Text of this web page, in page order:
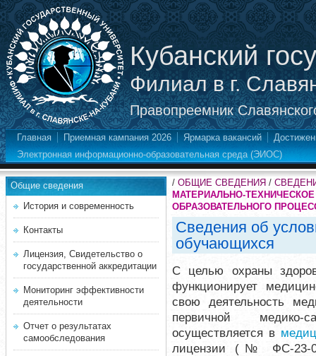
Кубанский
Филиал в г.
Правопреемник
Главная Приемная кампания 2026 Ярмарка вакансий
Электронная информационно-образовательная среда (ЭИОС)
Общие сведения
История и современность
Контакты
Лицензия, Свидетельство о
государственной аккредитации
Мониторинг эффективности
деятельности
Отчет о результатах
самообследования
/ ОБЩИЕ СВЕДЕНИЯ /
МАТЕРИАЛЬНО-
ОБРАЗОВАТЕЛЬНОГО
Сведения об
обучающихся
С целью охраны
функционирует
свою деятельность
первичной
осуществляется в
лицензии (№ ФС-23-